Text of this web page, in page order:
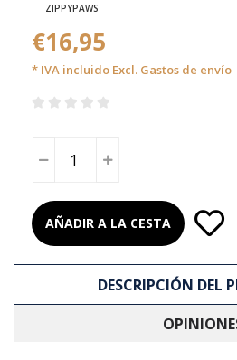
ZIPPYPAWS
€16,95
* IVA incluido Excl. Gastos de envío
AÑADIR A LA CESTA
DESCRIPCIÓN DEL